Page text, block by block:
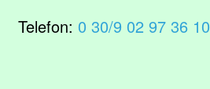
Telefon: 0 30/9 02 97 36 10